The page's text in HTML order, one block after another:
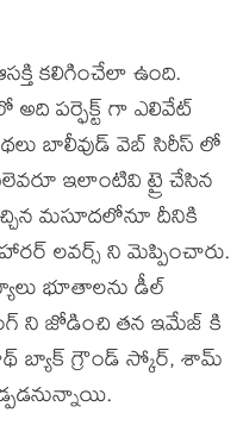
కలిగించేలా ఉంది.
పర్ఫెక్ట్ గా ఎలివేట్
బాలీవుడ్ వెబ్ సిరీస్ లో
ఇలాంటివి ట్రై చేసిన
మసూదలోనూ దీనికి
లవర్స్ ని మెప్పించారు.
భూతాలను డీల్
ని జోడించి తన ఇమేజ్ కి
బ్యాక్ గ్రౌండ్ స్కోర్, శామ్